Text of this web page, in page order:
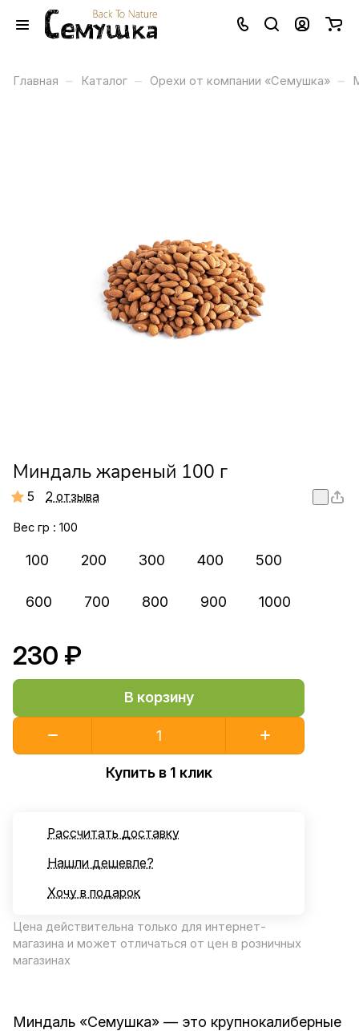
Главная – Каталог – Орехи от компании «Семушка» –
Миндаль жареный 100 г
5 2 отзыва
Вес гр : 100
100 200 300 400 500
600 700 800 900 1000
230 ₽
В корзину
Купить в 1 клик
Рассчитать доставку
Нашли дешевле?
Хочу в подарок
Цена действительна только для интернет-
магазина и может отличаться от цен в розничных
магазинах
Миндаль «Семушка» — это крупнокалиберные